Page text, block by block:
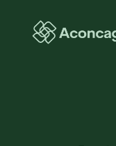
contenido